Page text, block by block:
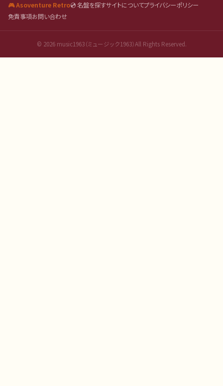
🎮 Asoventure Retro💿 名盤を探すサイトについてプライバシーポリシー
免責事項お問い合わせ
© 2026music1963（ミュージック1963）All Rights Reserved.